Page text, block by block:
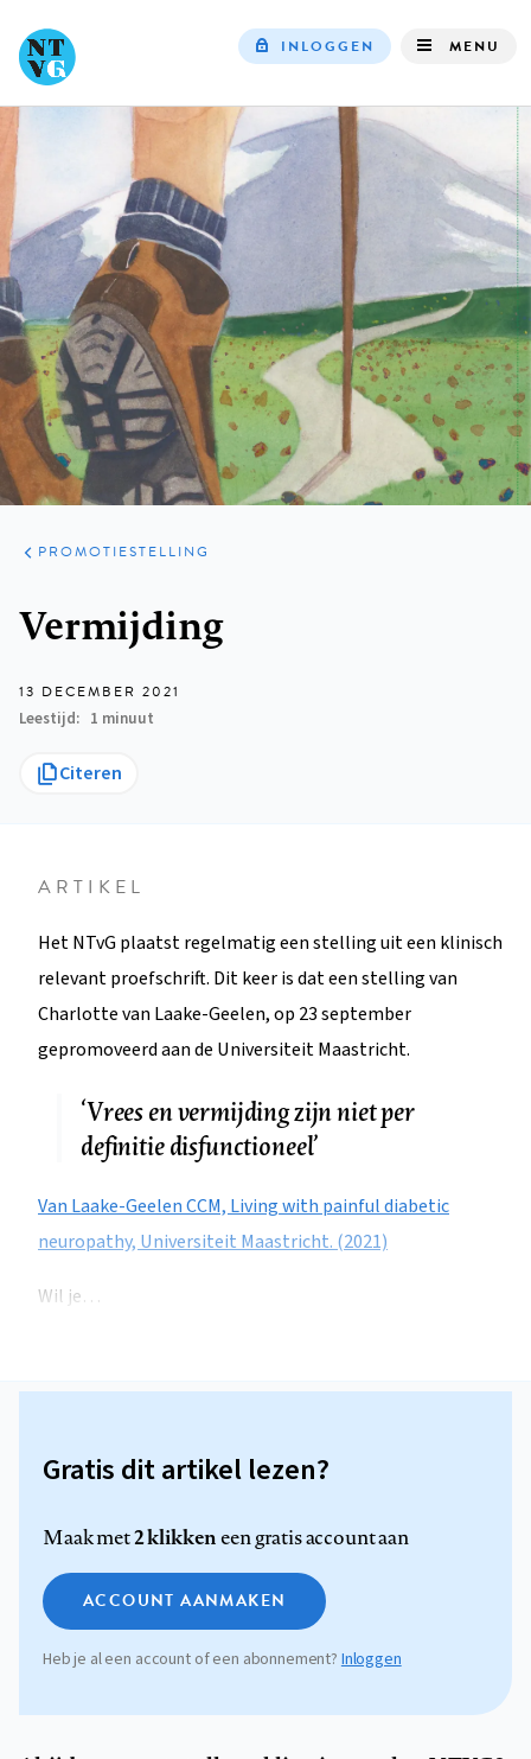
navigation
INLOGGEN MENU
ARTIKELEN
OPINIE
PROMOTIESTELLING
Vermijding
13 DECEMBER 2021
Leestijd
1 minuut
Citeren
ARTIKEL
Het NTvG plaatst regelmatig een stelling uit een klinisch
relevant proefschrift. Dit keer is dat een stelling van
Charlotte van Laake-Geelen, op 23 september
gepromoveerd aan de Universiteit Maastricht.
‘Vrees en vermijding zijn niet per
definitie disfunctioneel’
Van Laake-Geelen CCM, Living with painful diabetic
neuropathy, Universiteit Maastricht. (2021)
Wil je…
Gratis dit artikel lezen?
Maak met2 klikkeneen gratis account aan
ACCOUNT AANMAKEN
Heb je al een account of een abonnement? Inloggen